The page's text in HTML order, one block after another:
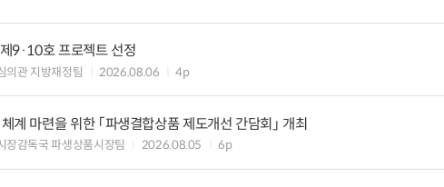
제9·10호 프로젝트 선정
의관 지방재정팀 2026.08.06 4p
계 마련을 위한 「파생결합상품 제도개선 간담회」 개최
장감독국 파생상품시장팀 2026.08.05 6p